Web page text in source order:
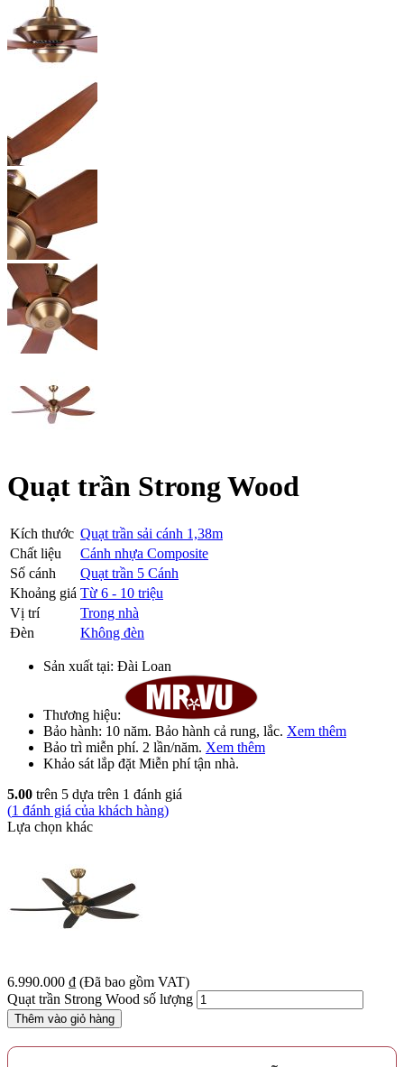
Quạt trần Strong Wood
Kích thước Quạt trần sải cánh 1,38m
Chất liệu
Cánh nhựa Composite
Số cánh
Quạt trần 5 Cánh
Khoảng giá Từ 6 - 10 triệu
Vị trí
Trong nhà
Đèn
Không đèn
Sản xuất tại: Đài Loan
Thương hiệu:
Bảo hành: 10 năm. Bảo hành cả rung, lắc. Xem thêm
Bảo trì miễn phí. 2 lần/năm. Xem thêm
Khảo sát lắp đặt Miễn phítận nhà.
5.00 trên 5 dựa trên 1 đánh giá
(1 đánh giá của khách hàng)
Lựa chọn khác
6.990.000 ₫ (Đã bao gồm VAT)
Quạt trần Strong Wood số lượng
Thêm vào giỏ hàng